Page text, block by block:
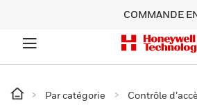
COMMANDE
Par catégorie Contrôle